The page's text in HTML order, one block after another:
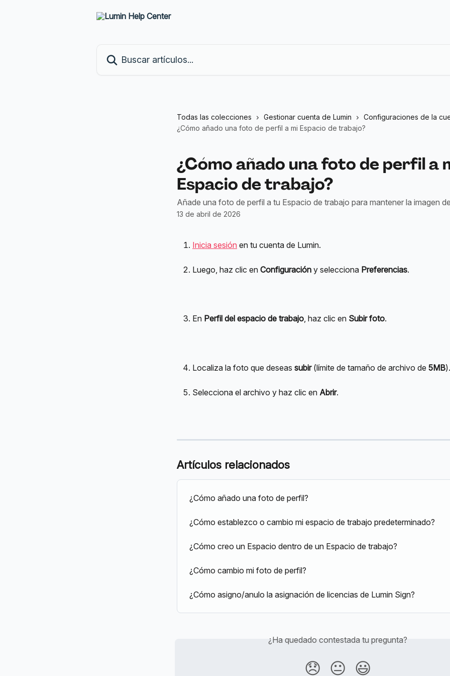
Todas las colecciones Gestionar cuenta de Lumin
Configuraciones de la
¿Cómo añado una foto de perfil a mi Espacio de trabajo?
¿Cómo añado una foto de perfil a
Espacio de trabajo?
Añade una foto de perfil a tu Espacio de trabajo para mantener la imagen
13 de abril de 2026
Inicia sesión en tu cuenta de Lumin.
Luego, haz clic en Configuración y selecciona Preferencias.
En Perfil del espacio de trabajo, haz clic en Subir foto.
Localiza la foto que deseas subir (límite de tamaño de archivo de 5MB).
Selecciona el archivo y haz clic en Abrir.
Artículos relacionados
¿Cómo añado una foto de perfil?
¿Cómo establezco o cambio mi espacio de trabajo predeterminado?
¿Cómo creo un Espacio dentro de un Espacio de trabajo?
¿Cómo cambio mi foto de perfil?
¿Cómo asigno/anulo la asignación de licencias de Lumin Sign?
¿Ha quedado contestada tu pregunta?
😞 😐 😃